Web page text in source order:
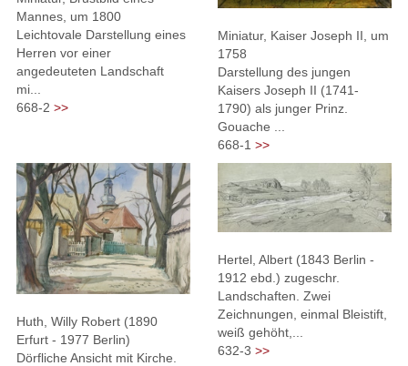
Mannes, um 1800
Leichtovale Darstellung eines
Herren vor einer
angedeuteten Landschaft
mi...
668-2 >>
Miniatur, Kaiser Joseph II, um
1758
Darstellung des jungen
Kaisers Joseph II (1741-
1790) als junger Prinz.
Gouache ...
668-1 >>
Huth, Willy Robert (1890
Erfurt - 1977 Berlin)
Dörfliche Ansicht mit Kirche.
Hertel, Albert (1843 Berlin -
1912 ebd.) zugeschr.
Landschaften. Zwei
Zeichnungen, einmal Bleistift,
weiß gehöht,...
632-3 >>